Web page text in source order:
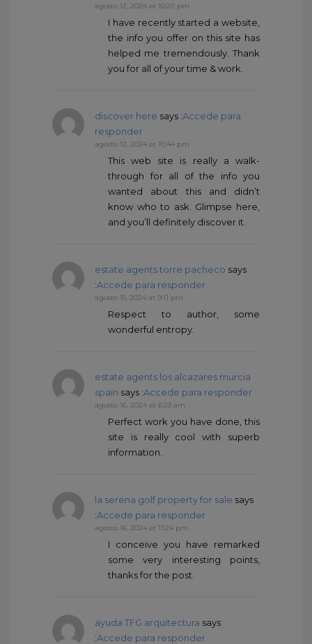
agosto 12, 2024 at 10:20 pm
I have recently started a website,
the info you offer on this site has
helped me tremendously. Thank
you for all of your time & work.
discover here says :Accede para
responder
agosto 12, 2024 at 10:44 pm
This web site is really a walk-
through for all of the info you
wanted about this and didn’t
know who to ask. Glimpse here,
and you’ll definitely discover it.
estate agents torre pacheco says
:Accede para responder
agosto 15, 2024 at 9:11 pm
Respect to author, some
wonderful entropy.
estate agents los alcazares murcia
spain says :Accede para responder
agosto 16, 2024 at 6:23 am
Perfect work you have done, this
site is really cool with superb
information.
la serena golf property for sale says
:Accede para responder
agosto 16, 2024 at 11:24 pm
I conceive you have remarked
some very interesting points,
thanks for the post.
ayuda TFG arquitectura says
:Accede para responder